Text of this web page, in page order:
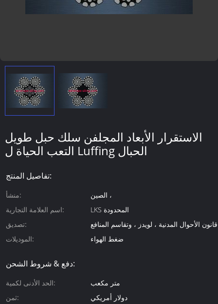
الاستقرار الأبعاد المجلفن سلك حبل طويل
التعب الحياة ل Luffing الحبال
تفاصيل المنتج:
منشأ:
الصين ،
اسم العلامة التجارية:
LKS المحدودة
تصديق:
الموديلات:
ضغط الهواء
دفع & شروط الشحن:
الحد الأدنى لكمية:
متر مكعب
ثمن:
دولار أمريكي